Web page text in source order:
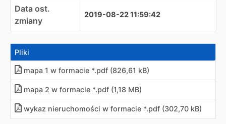
Data ost.
zmiany
2019-08-22 11:59:42
Pliki
mapa 1 w formacie *.pdf (826,61 kB)
mapa 2 w formacie *.pdf (1,18 MB)
wykaz nieruchomości w formacie *.pdf (302,70 kB)